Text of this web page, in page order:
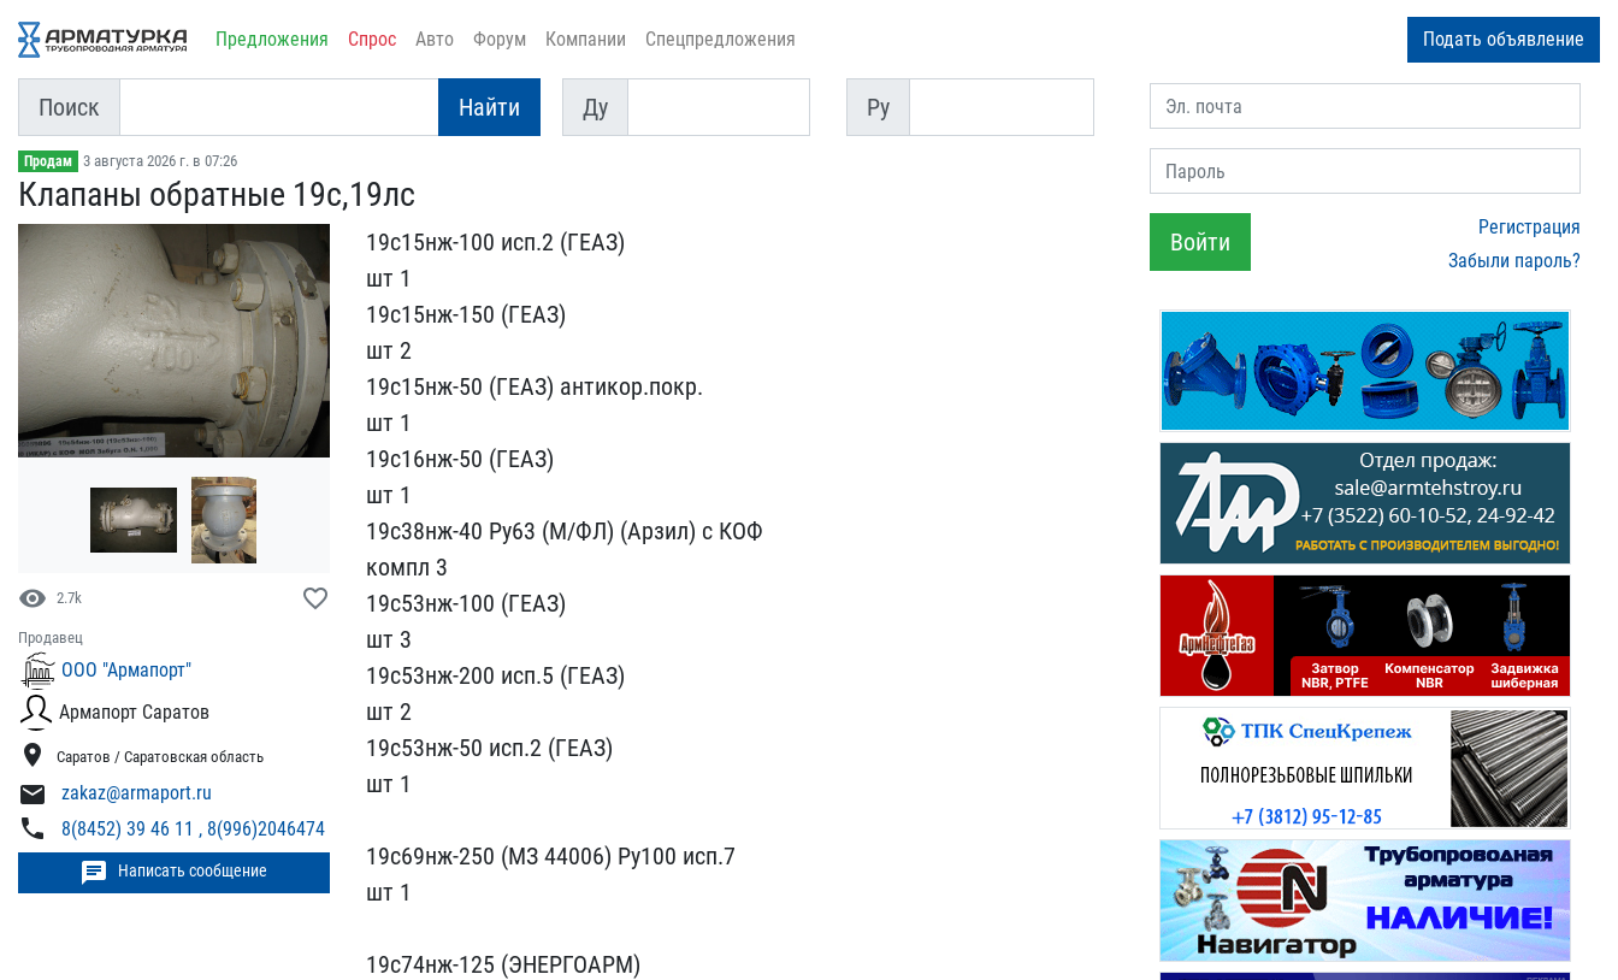
Предложения Спрос Авто Форум Компании Спецпредложения Подать объявление
Поиск Найти
Ду
Ду
Py
Py
Продам 3 августа 2026 г. в 07:26
Клапаны обратные 19с,19л​с
visibility 2.7k favorite_border
Продавец
ООО "Армапорт"
Армапорт Саратов
location_on Саратов / Саратовская область
mail zakaz@armaport.ru
phone 8(8452) 39 46 11 , 8(996)2046474
chat Написать сообщение
19с15нж-100 исп.2 (ГЕАЗ)​
шт 1
19с15нж-150​ (ГЕАЗ)
шт 2
19с​15нж-50 (ГЕАЗ) антикор.п​окр.
шт 1
19с16нж-​50 (ГЕАЗ)
шт 1
1​9с38нж-40 Ру63 (М/ФЛ) (А​рзил) с КОФ
компл 3
1​9с53нж-100 (ГЕАЗ) ​
шт 3
19с53нж-200 исп.5​ (ГЕАЗ)
шт 2
19с​53нж-50 исп.2 (ГЕАЗ) ​
шт 1
19с69нж-250 (​МЗ 44006) Ру100 исп.7 ​
шт 1
19с74нж-125 ​(ЭНЕРГОАРМ)
Эл. почта
Пароль
Войти
Регистрация
Забыли пароль?